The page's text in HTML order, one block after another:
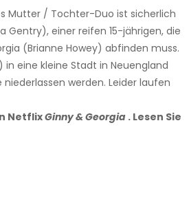
Mutter / Tochter-Duo ist sicherlich
Gentry), einer reifen 15-jährigen, die
(Brianne Howey) abfinden muss.
in eine kleine Stadt in Neuengland
werden. Leider laufen
NetflixGinny & Georgia . Lesen Sie